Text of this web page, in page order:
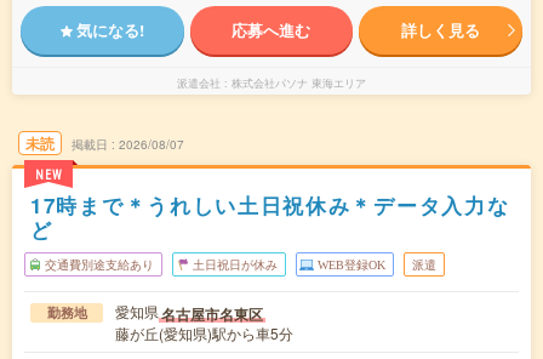
気になる! 応募へ進む 詳しく見る
派遣会社 株式会社パソナ 東海エリア
未読
NEW
掲載日 2026/08/07
17時まで＊うれしい土日祝休み＊データ入力な
ど
交通費別途支給あり 土日祝日が休み WEB登録OK 派遣
勤務地 愛知県名古屋市名東区
藤が丘(愛知県)駅から車5分